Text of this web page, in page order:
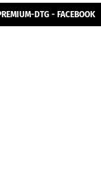
DTG - FACEBOOK